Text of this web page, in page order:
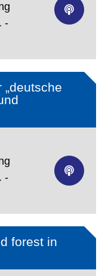
-
-
forest in